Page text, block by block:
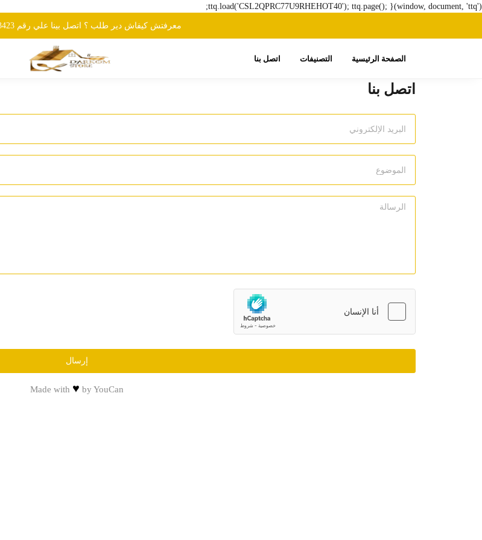
ttq.load('CSL2QPRC77U9RHEHOT40'); ttq.page(); }(window, document, 'ttq');
معرفتش كيفاش دير طلب ؟ اتصل بينا علي رقم 0559103423
الصفحة الرئيسية التصنيفات اتصل بنا
اتصل بنا
إرسال
Made with ♥ by YouCan